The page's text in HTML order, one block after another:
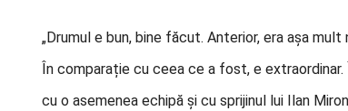
„Drumul e bun, bine făcut. Anterior, era așa
În comparație cu ceea ce a fost, e
cu o asemenea echipă și cu sprijinul lui Ilan